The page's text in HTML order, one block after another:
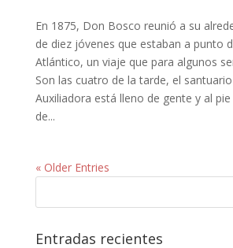
En 1875, Don Bosco reunió a su
de diez jóvenes que estaban a punto
Atlántico, un viaje que para algunos
Son las cuatro de la tarde, el
Auxiliadora está lleno de gente y al
de...
« Older Entries
Entradas recientes